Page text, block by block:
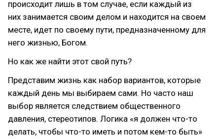
происходит лишь в том случае, если каждый из
них занимается своим делом и находится на своем
месте, идет по своему пути, предназначенному для
него жизнью, Богом.
Но как же найти этот свой путь?
Представим жизнь как набор вариантов, которые
каждый день мы выбираем сами. Но часто наш
выбор является следствием общественного
давления, стереотипов. Логика «я должен что-то
делать, чтобы что-то иметь и потом кем-то быть»